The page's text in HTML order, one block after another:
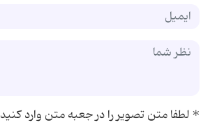
*لطفا متن تصویر را در جعبه متن وارد کنید